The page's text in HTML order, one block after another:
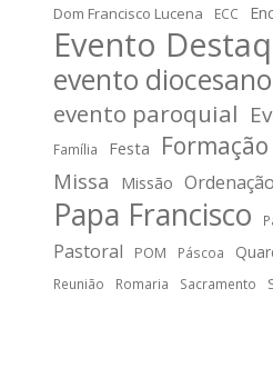
Dom Francisco Lucena
ECC
Evento
evento diocesano
evento paroquial
Família Festa Formação
Missa Missão Ordenação
Papa Francisco
Pastoral
POM Páscoa
Reunião Romaria Sacramento